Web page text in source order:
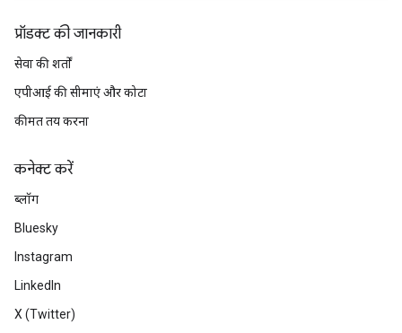
प्रॉडक्ट की जानकारी
सेवा की शर्तों
एपीआई की सीमाएं और कोटा
कीमत तय करना
कनेक्ट करें
ब्लॉग
Bluesky
Instagram
LinkedIn
X (Twitter)